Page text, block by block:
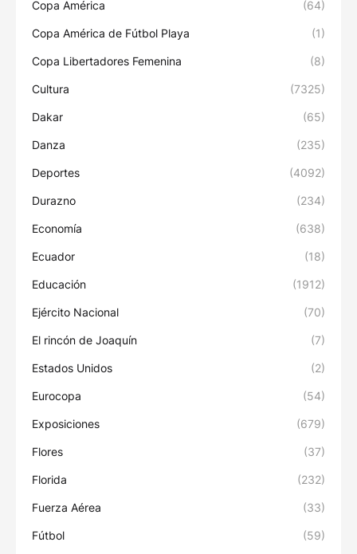
Copa América (64)
Copa América de Fútbol Playa (1)
Copa Libertadores Femenina (8)
Cultura (7325)
Dakar (65)
Danza (235)
Deportes (4092)
Durazno (234)
Economía (638)
Ecuador (18)
Educación (1912)
Ejército Nacional (70)
El rincón de Joaquín (7)
Estados Unidos (2)
Eurocopa (54)
Exposiciones (679)
Flores (37)
Florida (232)
Fuerza Aérea (33)
Fútbol (59)